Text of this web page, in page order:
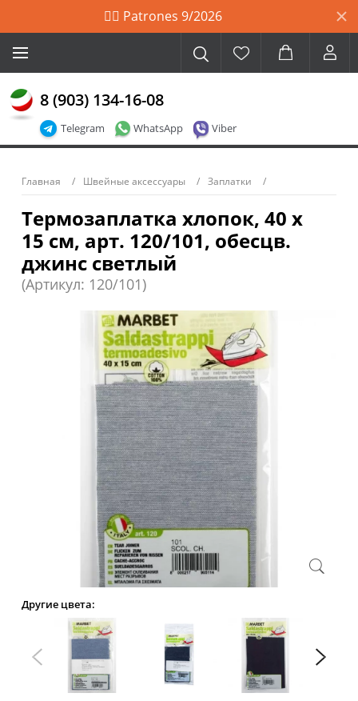
🙋‍♀️ Patrones 9/2026
Telegram WhatsApp Viber
8 (903) 134-16-08
Главная Швейные аксессуары Заплатки
Термозаплатка хлопок, 40 х
15 см, арт. 120/101, обесцв.
джинс светлый
(Артикул: 120/101)
Другие цвета: